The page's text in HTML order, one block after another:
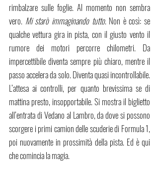
rimbalzare sulle foglie. Al momento non sembra
vero. Mi starò immaginando tutto. Non è così: se
qualche vettura gira in pista, con il giusto vento il
rumore dei motori percorre chilometri. Da
impercettibile diventa sempre più chiaro, mentre il
passo accelera da solo. Diventa quasi incontrollabile.
L’attesa ai controlli, per quanto brevissima se di
mattina presto, insopportabile. Si mostra il biglietto
all’entrata di Vedano al Lambro, da dove si possono
scorgere i primi camion delle scuderie di Formula 1,
poi nuovamente in prossimità della pista. Ed è qui
che comincia la magia.